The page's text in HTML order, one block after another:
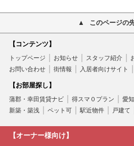
このページの
【コンテンツ】
トップページ お知らせ スタッフ紹介
お問い合わせ
街情報 入居者向けサイト
【お部屋探し】
蒲郡・幸田賃貸ナビ 得スマ０プラン
愛
新築・築浅
ペット可 駅近物件 戸建て
【オーナー様向け】